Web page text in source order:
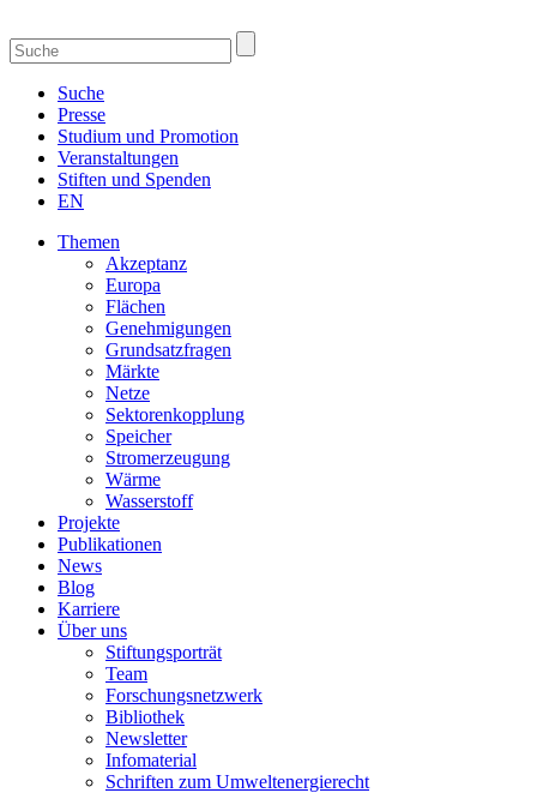
Suche
Presse
Studium und Promotion
Veranstaltungen
Stiften und Spenden
EN
Themen
Akzeptanz
Europa
Flächen
Genehmigungen
Grundsatzfragen
Märkte
Netze
Sektorenkopplung
Speicher
Stromerzeugung
Wärme
Wasserstoff
Projekte
Publikationen
News
Blog
Karriere
Über uns
Stiftungsporträt
Team
Forschungsnetzwerk
Bibliothek
Newsletter
Infomaterial
Schriften zum Umweltenergierecht